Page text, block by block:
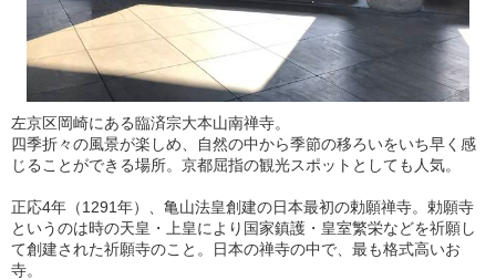
左京区岡崎にある臨済宗大本山南禅寺。
四季折々の風景が楽しめ、自然の中から季節の移ろいをいち早く感
じることができる場所。京都屈指の観光スポットとしても人気。
正応4年（1291年）、亀山法皇創建の日本最初の勅願禅寺。勅願寺
というのは時の天皇・上皇により国家鎮護・皇室繁栄などを祈願し
て創建された祈願寺のこと。日本の禅寺の中で、最も格式高いお
寺。